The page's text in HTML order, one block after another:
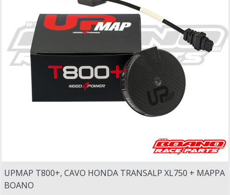
UPMAP T800+, CAVO HONDA TRANSALP XL750 + MAPPA
BOANO